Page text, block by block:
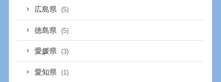
広島県 (5)
徳島県 (5)
愛媛県 (3)
愛知県 (1)